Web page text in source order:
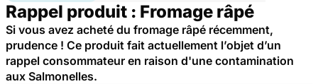
Rappel produit : Fromage râpé
Si vous avez acheté du fromage râpé récemment,
prudence ! Ce produit fait actuellement l’objet d’un
rappel consommateur en raison d'une contamination
aux Salmonelles.